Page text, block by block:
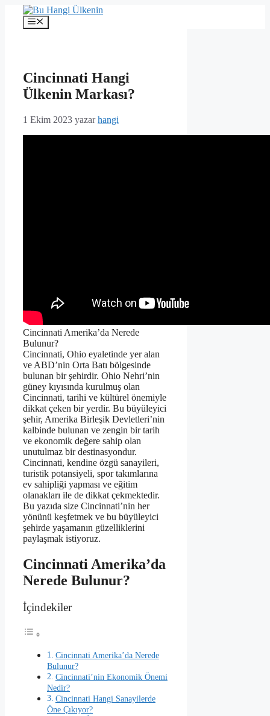
İçeriğe
Menü
Cincinnati Hangi
Ülkenin Markası?
1 Ekim 2023 yazarhangi
Cincinnati Amerika’da Nerede
Bulunur?
Cincinnati, Ohio eyaletinde yer alan
ve ABD’nin Orta Batı bölgesinde
bulunan bir şehirdir. Ohio Nehri’nin
güney kıyısında kurulmuş olan
Cincinnati, tarihi ve kültürel önemiyle
dikkat çeken bir yerdir. Bu büyüleyici
şehir, Amerika Birleşik Devletleri’nin
kalbinde bulunan ve zengin bir tarih
ve ekonomik değere sahip olan
unutulmaz bir destinasyondur.
Cincinnati, kendine özgü sanayileri,
turistik potansiyeli, spor takımlarına
ev sahipliği yapması ve eğitim
olanakları ile de dikkat çekmektedir.
Bu yazıda size Cincinnati’nin her
yönünü keşfetmek ve bu büyüleyici
şehirde yaşamanın güzelliklerini
paylaşmak istiyoruz.
Cincinnati Amerika’da
Nerede Bulunur?
İçindekiler
Cincinnati Amerika’da Nerede
Bulunur?
Cincinnati’nin Ekonomik Önemi
Nedir?
Cincinnati Hangi Sanayilerde
Öne Çıkıyor?